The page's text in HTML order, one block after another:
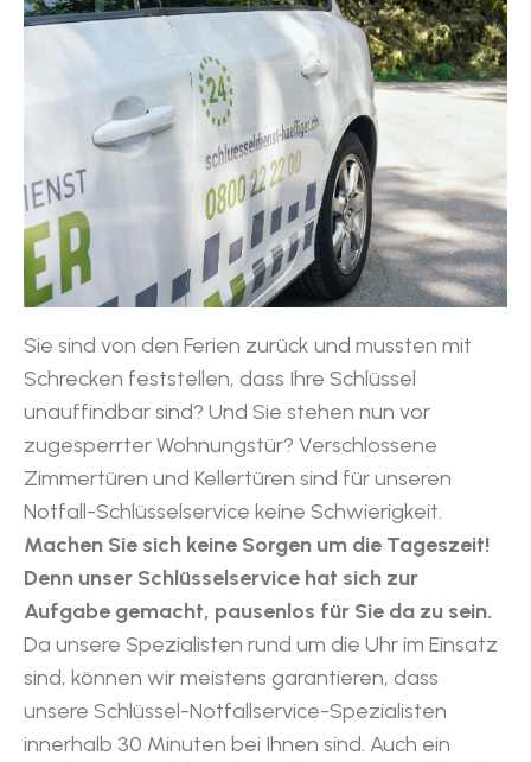
Sie sind von den Ferien zurück und mussten mit
Schrecken feststellen, dass Ihre Schlüssel
unauffindbar sind? Und Sie stehen nun vor
zugesperrter Wohnungstür? Verschlossene
Zimmertüren und Kellertüren sind für unseren
Notfall-Schlüsselservice keine Schwierigkeit.
Machen Sie sich keine Sorgen um die Tageszeit!
Denn unser Schlüsselservice hat sich zur
Aufgabe gemacht, pausenlos für Sie da zu sein.
Da unsere Spezialisten rund um die Uhr im Einsatz
sind, können wir meistens garantieren, dass
unsere Schlüssel-Notfallservice-Spezialisten
innerhalb 30 Minuten bei Ihnen sind. Auch ein